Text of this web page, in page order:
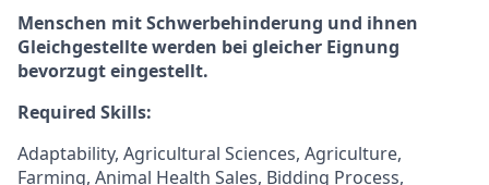
Menschen mit Schwerbehinderung und ihnen
Gleichgestellte werden bei gleicher Eignung
bevorzugt eingestellt.
Required Skills:
Adaptability, Agricultural Sciences, Agriculture,
Farming, Animal Health Sales, Bidding Process,